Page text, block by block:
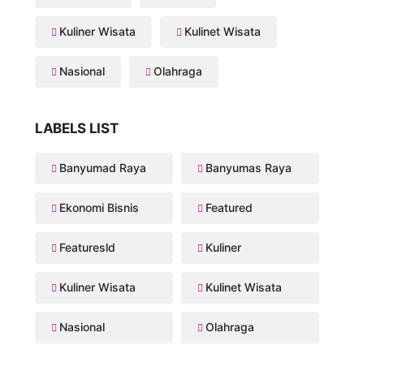
Kuliner Wisata Kulinet Wisata
Nasional Olahraga
LABELS LIST
Banyumad Raya Banyumas Raya
Ekonomi Bisnis Featured
Featuresld Kuliner
Kuliner Wisata Kulinet Wisata
Nasional Olahraga